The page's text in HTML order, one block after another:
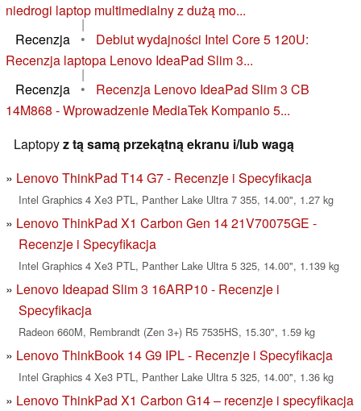
niedrogi laptop multimedialny z dużą mo...
|
Recenzja
•
Debiut wydajności Intel Core 5 120U:
Recenzja laptopa Lenovo IdeaPad Slim 3...
|
Recenzja
•
Recenzja Lenovo IdeaPad Slim 3 CB
14M868 - Wprowadzenie MediaTek Kompanio 5...
Laptopyz tą samą przekątną ekranu i/lub wagą
Lenovo ThinkPad T14 G7 - Recenzje i Specyfikacja
Intel Graphics 4 Xe3 PTL, Panther Lake Ultra 7 355, 14.00", 1.27 kg
Lenovo ThinkPad X1 Carbon Gen 14 21V70075GE -
Recenzje i Specyfikacja
Intel Graphics 4 Xe3 PTL, Panther Lake Ultra 5 325, 14.00", 1.139 kg
Lenovo Ideapad Slim 3 16ARP10 - Recenzje i
Specyfikacja
Radeon 660M, Rembrandt (Zen 3+) R5 7535HS, 15.30", 1.59 kg
Lenovo ThinkBook 14 G9 IPL - Recenzje i Specyfikacja
Intel Graphics 4 Xe3 PTL, Panther Lake Ultra 5 325, 14.00", 1.36 kg
Lenovo ThinkPad X1 Carbon G14 – recenzje i specyfikacja